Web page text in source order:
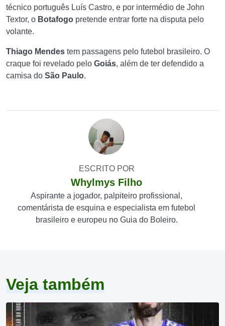
técnico português Luís Castro, e por intermédio de John
Textor, o Botafogo pretende entrar forte na disputa pelo
volante.
Thiago Mendes tem passagens pelo futebol brasileiro. O
craque foi revelado pelo Goiás, além de ter defendido a
camisa do São Paulo.
ESCRITO POR
Whylmys Filho
Aspirante a jogador, palpiteiro profissional,
comentárista de esquina e especialista em futebol
brasileiro e europeu no Guia do Boleiro.
Veja também